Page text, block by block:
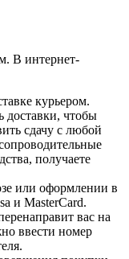
В интернет-
курьером.
доставки, чтобы
сдачу с любой
получаете
или оформлении в
и MasterCard.
вас на
ввести номер